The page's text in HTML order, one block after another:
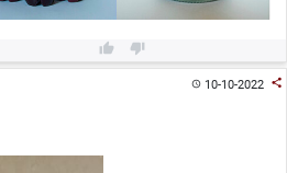
 
10-10-2022 